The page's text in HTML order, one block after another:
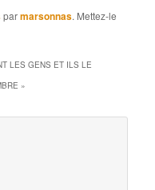
parmarsonnas. Mettez-le
LES GENS ET ILS LE
»